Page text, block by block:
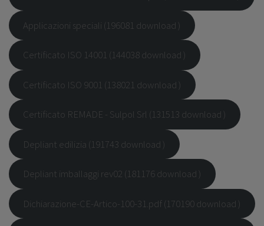
Applicazioni speciali (196081 download )
Certificato ISO 14001 (144038 download )
Certificato ISO 9001 (138021 download )
Certificato REMADE - Sulpol Srl (131513 download )
Depliant edilizia (191743 download )
Depliant imballaggi rev02 (181176 download )
Dichiarazione-CE-Artico-100-31.pdf (170190 download )